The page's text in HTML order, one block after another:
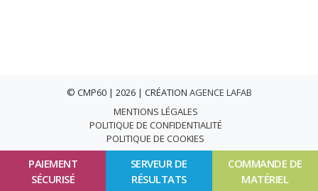
PAIEMENT
SÉCURISÉ
SERVEUR DE
RÉSULTATS
COMMANDE DE
MATÉRIEL
© CMP60 | 2026 | CRÉATION AGENCE LAFAB
MENTIONS LÉGALES
POLITIQUE DE CONFIDENTIALITÉ
POLITIQUE DE COOKIES